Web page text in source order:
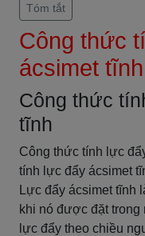
Tóm tắt
Công thức
ácsimet tĩnh
Công thức
tĩnh
Công thức tính lực
tính lực đẩy ácsimet
Lực đẩy ácsimet tĩnh
khi nó được đặt trong
lực đẩy theo chiều